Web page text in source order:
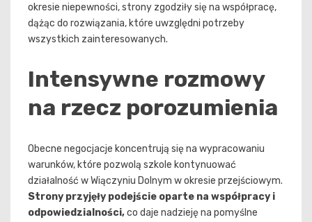
okresie niepewności, strony zgodziły się na współpracę,
dążąc do rozwiązania, które uwzględni potrzeby
wszystkich zainteresowanych.
Intensywne rozmowy
na rzecz porozumienia
Obecne negocjacje koncentrują się na wypracowaniu
warunków, które pozwolą szkole kontynuować
działalność w Wiączyniu Dolnym w okresie przejściowym.
Strony przyjęły podejście oparte na współpracy i
odpowiedzialności,co daje nadzieję na pomyślne